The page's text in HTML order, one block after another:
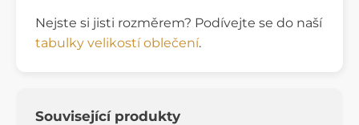
Nejste si jisti rozměrem? Podívejte se do naší
tabulky velikostí oblečení.
Související produkty